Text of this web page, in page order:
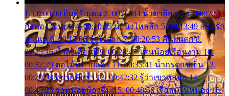
1. 00:00:00 ยินดีรับเดน 2. 00:03:44 น้ำตาอีสาน 3. 00:07:51
กิ่งทองใบหยก 4. 00:10:35 น้ำนิ่งไหลลึก 5. 00:13:49 ลานรัก
ลานเท 6. 00:17:06 จำใจจาก 7. 00:20:53 คืนฝนตก 8.
00:25:16 น้ำลงเดือนยี่ 9. 00:28:47 โสนน้อยเรือนงาม 10.
00:32:29 ตอไม้ที่ตายแล้ว 11. 00:35:41 น้ำกรดแช่เย็น 12.
00:39:08 อยากฟังซ้ำ 13. 00:42:32 รู้ว่าเขาหลอก 14.
00:45:25 รอหน่อยน้องติ๋ม 15. 00:48:56 เรือล่มในหนอง 16.